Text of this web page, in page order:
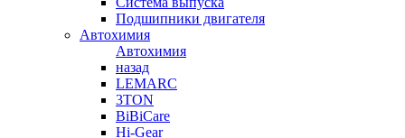
Подшипники двигателя
Автохимия
Автохимия
назад
LEMARC
3TON
BiBiCare
Hi-Gear